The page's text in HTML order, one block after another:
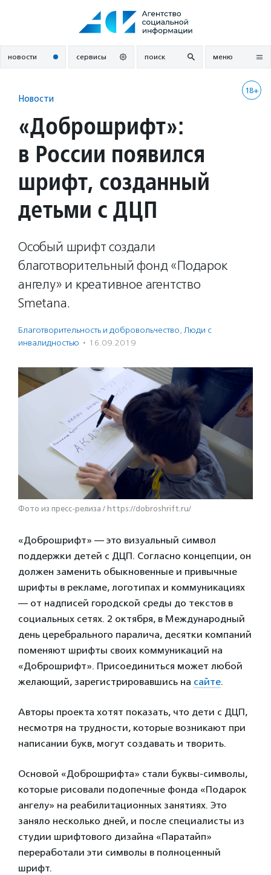
новости сервисы поиск меню
18+
Новости
«Доброшрифт»:
в России появился
шрифт, созданный
детьми с ДЦП
Особый шрифт создали
благотворительный фонд «Подарок
ангелу» и креативное агентство
Smetana.
Благотвори­тель­ность и доброволь­чест­во, Люди с
инвалидностью · 16.09.2019
Фото из пресс-релиза / https://dobroshrift.ru/
«Доброшрифт» — это визуальный символ
поддержки детей с ДЦП. Согласно концепции, он
должен заменить обыкновенные и привычные
шрифты в рекламе, логотипах и коммуникациях
— от надписей городской среды до текстов в
социальных сетях. 2 октября, в Международный
день церебрального паралича, десятки компаний
поменяют шрифты своих коммуникаций на
«Доброшрифт». Присоединиться может любой
желающий, зарегистрировавшись на сайте.
Авторы проекта хотят показать, что дети с ДЦП,
несмотря на трудности, которые возникают при
написании букв, могут создавать и творить.
Основой «Доброшрифта» стали буквы-символы,
которые рисовали подопечные фонда «Подарок
ангелу» на реабилитационных занятиях. Это
заняло несколько дней, и после специалисты из
студии шрифтового дизайна «Паратайп»
переработали эти символы в полноценный
шрифт.